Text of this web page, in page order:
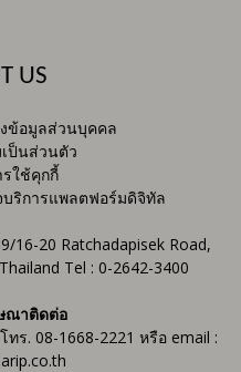
US
ข้อมูลส่วนบุคคล
ป็นส่วนตัว
ใช้คุกกี้
บริการแพลตฟอร์มดิจิทัล
16-20 Ratchadapisek Road,
Tel : 0-2642-3400
ณาติดต่อ
. 08-1668-2221 หรือ email :